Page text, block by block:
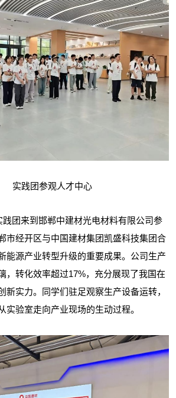
实践团参观人才中心
践团来到邯郸中建材光电材料有限公司参
市经开区与中国建材集团凯盛科技集团合
能源产业转型升级的重要成果。 公司生产
，转化效率超过17%，充分展现了我国在
新实力。同学们驻足观察生产设备运转，
实验室走向产业现场的生动过程。